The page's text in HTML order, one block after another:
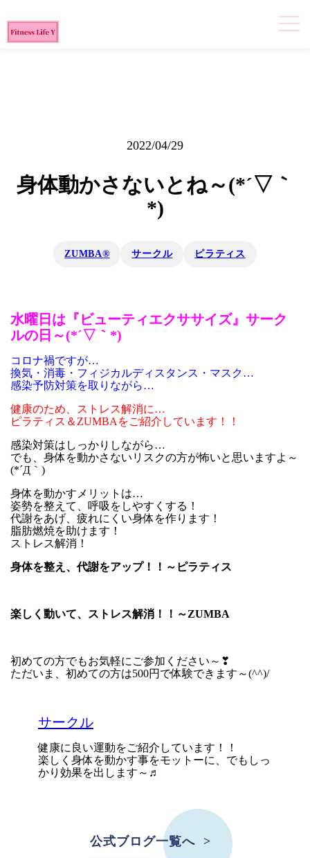
2022/04/29
身体動かさないとね～(*´▽｀
*)
ZUMBA® サークル ピラティス
水曜日は『ビューティエクササイズ』サーク
ルの日～(*´▽｀*)
コロナ禍ですが…
換気・消毒・フィジカルディスタンス・マスク…
感染予防対策を取りながら…
健康のため、ストレス解消に…
ピラティス＆ZUMBAをご紹介しています！！
感染対策はしっかりしながら…
でも、身体を動かさないリスクの方が怖いと思いますよ～
(*´Д｀)
身体を動かすメリットは…
姿勢を整えて、呼吸をしやすくする！
代謝をあげ、疲れにくい身体を作ります！
脂肪燃焼を助けます！
ストレス解消！
身体を整え、代謝をアップ！！～ピラティス
楽しく動いて、ストレス解消！！～ZUMBA
初めての方でもお気軽にご参加ください～❣
ただいま、初めての方は500円で体験できます～(^^)/
サークル
健康に良い運動をご紹介しています！！
楽しく身体を動かす事をモットーに、でもしっ
かり効果を出します～♬
公式ブログ一覧へ